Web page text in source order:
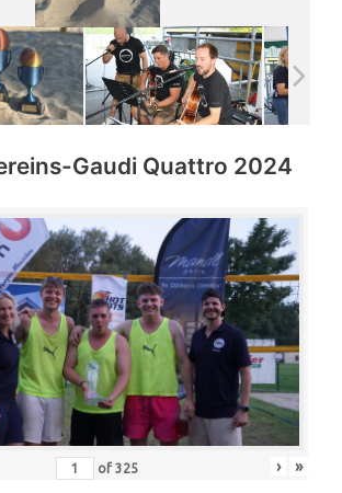
Gaudi Quattro 2024
of 325 › »